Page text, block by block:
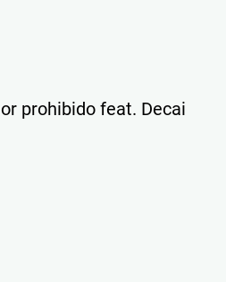
prohibido feat. Decai